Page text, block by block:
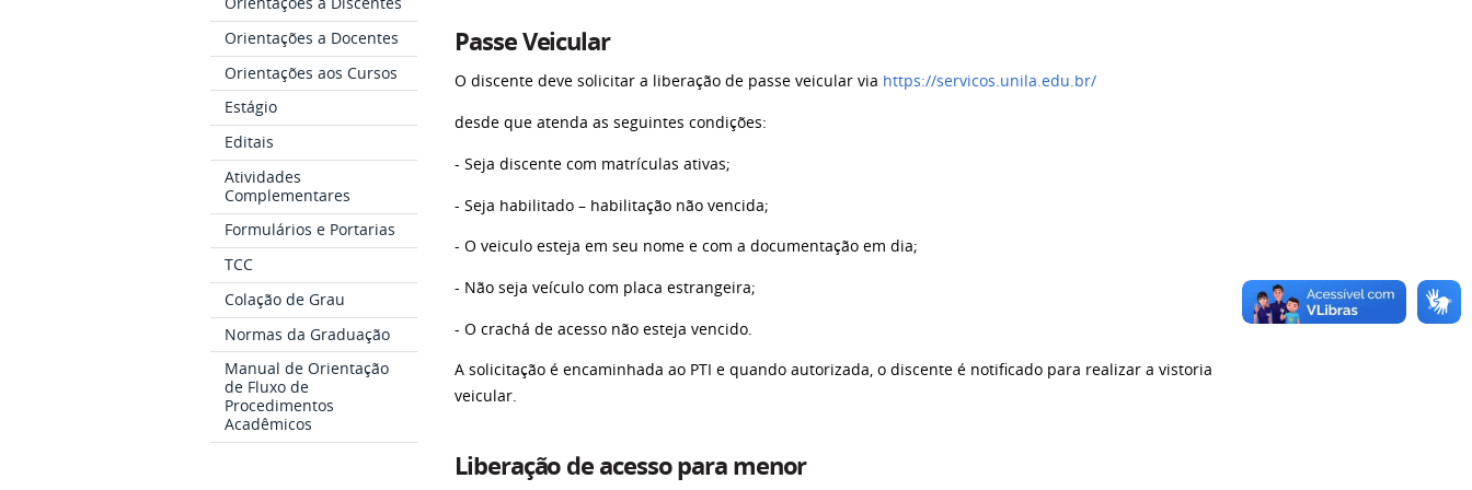
Orientações a Docentes
Orientações aos Cursos
Estágio
Editais
Atividades
Complementares
Formulários e Portarias
TCC
Colação de Grau
Normas da Graduação
Manual de Orientação
de Fluxo de
Procedimentos
Acadêmicos
Passe Veicular
O discente deve solicitar a liberação de passe veicular via https://servicos.unila.edu.br/
desde que atenda as seguintes condições:
- Seja discente com matrículas ativas;
- Seja habilitado – habilitação não vencida;
- O veiculo esteja em seu nome e com a documentação em dia;
- Não seja veículo com placa estrangeira;
- O crachá de acesso não esteja vencido.
A solicitação é encaminhada ao PTI e quando autorizada, o discente é notificado para realizar a vistoria
veicular.
Liberação de acesso para menor